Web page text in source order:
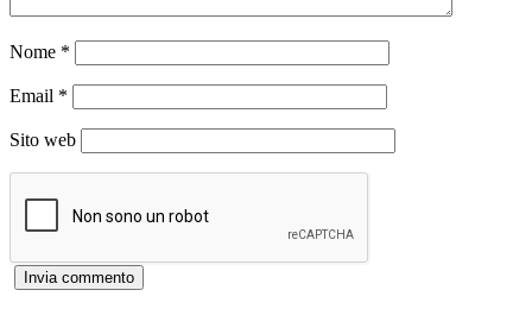
Nome *
Email *
Sito web